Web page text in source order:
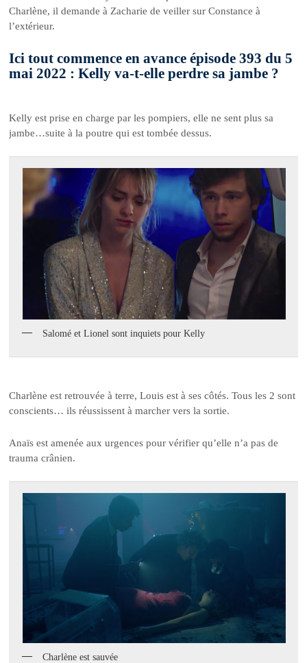
Charlène, il demande à Zacharie de veiller sur Constance à
l’extérieur.
Ici tout commence en avance épisode 393 du 5
mai 2022 : Kelly va-t-elle perdre sa jambe ?
Kelly est prise en charge par les pompiers, elle ne sent plus sa
jambe…suite à la poutre qui est tombée dessus.
Salomé et Lionel sont inquiets pour Kelly
Charlène est retrouvée à terre, Louis est à ses côtés. Tous les 2 sont
conscients… ils réussissent à marcher vers la sortie.
Anaïs est amenée aux urgences pour vérifier qu’elle n’a pas de
trauma crânien.
Charlène est sauvée